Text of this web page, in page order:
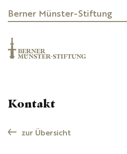
Berner Münster-Stiftung
Kontakt
zur Übersicht